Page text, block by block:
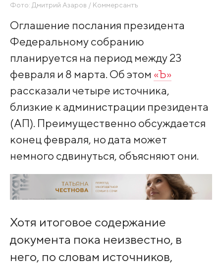
Фото: Дмитрий Азаров / Коммерсантъ
Оглашение послания президента
Федеральному собранию
планируется на период между 23
февраля и 8 марта. Об этом «Ъ»
рассказали четыре источника,
близкие к администрации президента
(АП). Преимущественно обсуждается
конец февраля, но дата может
немного сдвинуться, объясняют они.
Хотя итоговое содержание
документа пока неизвестно, в
него, по словам источников,